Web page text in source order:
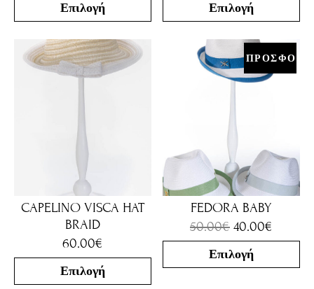
Επιλογή Επιλογή
CAPELINO VISCA HAT
BRAID
60.00€
Επιλογή
ΠΡΟΣΦΟΡΑ!
FEDORA BABY
50.00€ 40.00€
Επιλογή